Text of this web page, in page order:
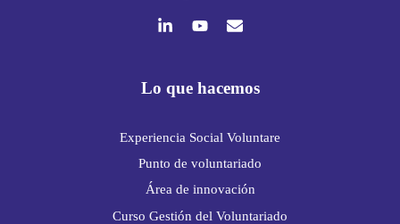
Lo que hacemos
Experiencia Social Voluntare
Punto de voluntariado
Área de innovación
Curso Gestión del Voluntariado